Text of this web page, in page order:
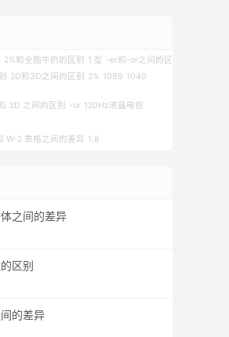
2%和全脂牛奶的区别 1 型 -er和-or之间的区
2D和3D之间的区别 2% 1099 1040
3D 之间的区别 -or 120Hz液晶电视
W-2 表格之间的差异 1.8
之间的差异
区别
的差异